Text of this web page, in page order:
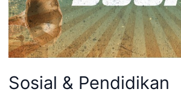
Sosial & Pendidikan